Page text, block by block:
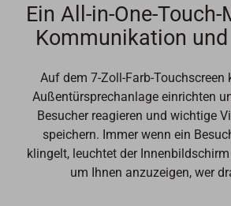
Ein All-in-One-
Kommunikation
Auf dem 7-Zoll-Farb-Touchscreen
Außentürsprechanlage einrichten
Besucher reagieren und wichtige
speichern. Immer wenn ein
klingelt, leuchtet der
um Ihnen anzuzeigen, wer